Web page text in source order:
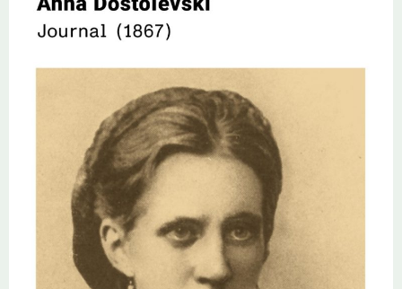
de l’œuvre, Joseph Frankrefait une lecture complète des sources, si bien
que sa biographie devient critique et analytique. La troisième qualité du
biographe est de pénétrer la psychologie profonde, l’esprit de Dostoïevski.
Chez Joseph Frank le critique littéraire et le philosophe de l’esthétique
cheminent au côté de l’érudit, de l’historien et du biographe.Le travail
d’analyse débouche sur des éléments originaux, jamais mis en évidence
auparavant. Par exemple, l’affirmation que Dostoïevski est le seul des
grands écrivains russes de la première moitié du XIXe siècle qui ne soit
pas issu de la noblesse terrienne ; de ce fait, il a été le plus apte à
percevoir le conflit entre l’ancien et le nouveau dans la société
russe. L’écriture est alerte, ferme, concise, où l’érudition n’entrave
jamais la saisie profonde du mouvement de la création. « Un
accomplissement monumental. Une histoire exhaustive de l’esprit de